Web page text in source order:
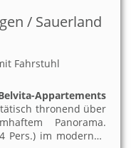
in Willingen / Sauerland
Fahrstuhl
Appartements
thronend über
Panorama.
Pers.) im modernen